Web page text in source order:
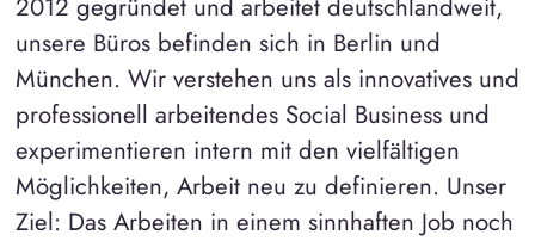
2012 gegründet und arbeitet deutschlandweit,
unsere Büros befinden sich in Berlin und
München. Wir verstehen uns als innovatives und
professionell arbeitendes Social Business und
experimentieren intern mit den vielfältigen
Möglichkeiten, Arbeit neu zu definieren. Unser
Ziel: Das Arbeiten in einem sinnhaften Job noch